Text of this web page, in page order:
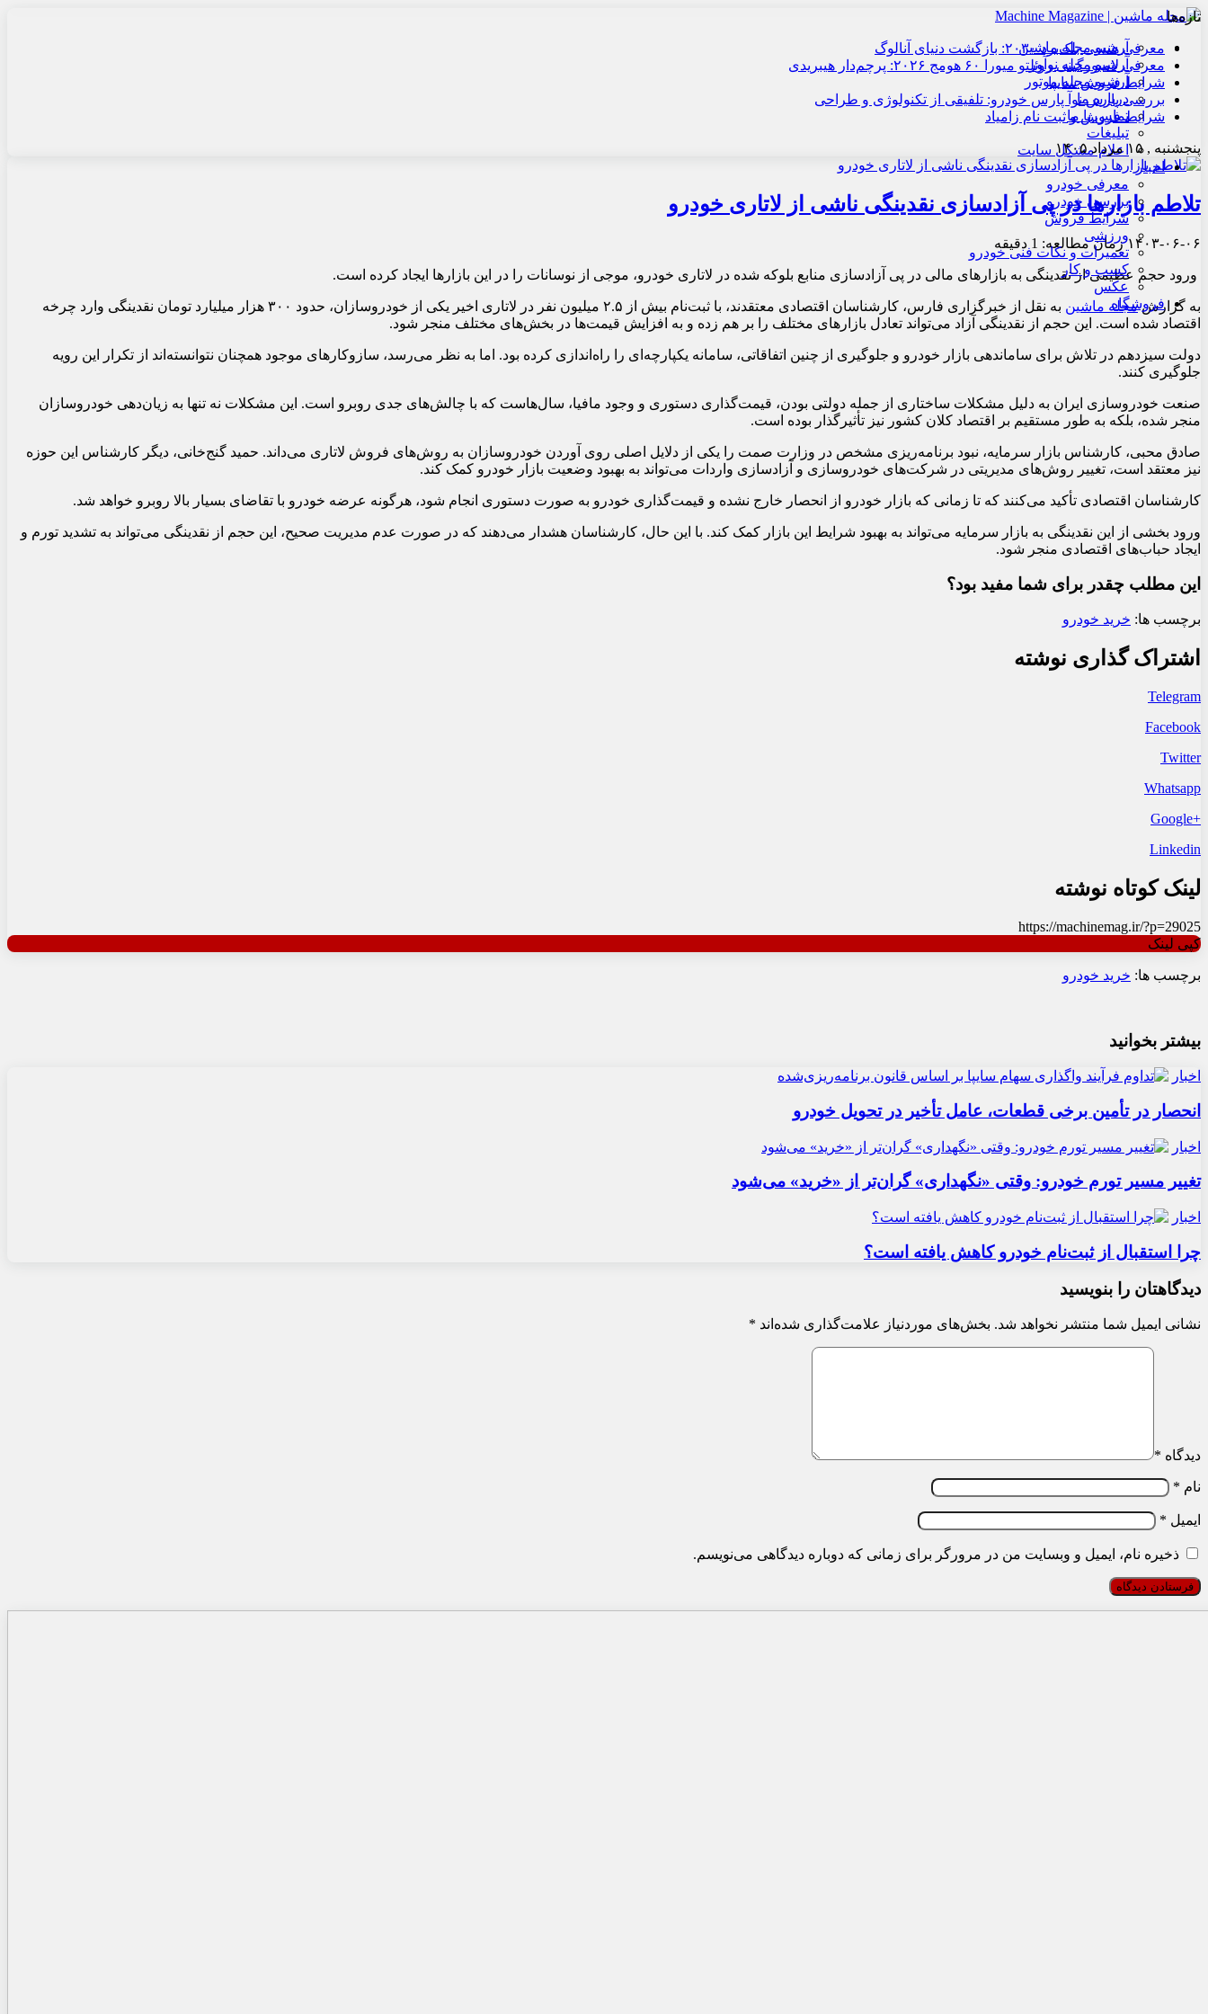
آرشیو مجله ماشین
آرشیو مجله نوآور
آرشیو مجله موتور
درباره ما
تماس با ما
تبلیغات
اعلام مشکل سایت
اخبار
معرفی خودرو
بررسی خودرو
شرایط فروش
ورزشی
تعمیرات و نکات فنی خودرو
کسب و کار
عکس
فروشگاه
تازه‌ها
معرفی هنسی بلک‌برد ۲۰۳۰: بازگشت دنیای آنالوگ
معرفی لامبورگینی روئلتو میورا ۶۰ هومج ۲۰۲۶: پرچم‌دار هیبریدی
شرایط فروش سایپا
بررسی پارس نوآ پارس خودرو: تلفیقی از تکنولوژی و طراحی
شرایط فروش و ثبت نام زامیاد
پنجشنبه , ۱۵ مرداد ۱۴۰۵
تلاطم بازارها در پی آزادسازی نقدینگی ناشی از لاتاری خودرو
۱۴۰۳-۰۶-۰۶زمان مطالعه: 1 دقیقه
ورود حجم عظیمی از نقدینگی به بازارهای مالی در پی آزادسازی منابع بلوکه شده در لاتاری خودرو، موجی از نوسانات را در این بازارها ایجاد کرده است.
به گزارشمجله ماشین
به نقل از خبرگزاری فارس، کارشناسان اقتصادی معتقدند، با ثبت‌نام بیش از ۲.۵ میلیون نفر در لاتاری اخیر یکی از خودروسازان، حدود ۳۰۰ هزار میلیارد تومان نقدینگی وارد چرخه
اقتصاد شده است. این حجم از نقدینگی آزاد می‌تواند تعادل بازارهای مختلف را بر هم زده و به افزایش قیمت‌ها در بخش‌های مختلف منجر شود.
دولت سیزدهم در تلاش برای ساماندهی بازار خودرو و جلوگیری از چنین اتفاقاتی، سامانه یکپارچه‌ای را راه‌اندازی کرده بود. اما به نظر می‌رسد، سازوکارهای موجود همچنان نتوانسته‌اند از تکرار این رویه
جلوگیری کنند.
صنعت خودروسازی ایران به دلیل مشکلات ساختاری از جمله دولتی بودن، قیمت‌گذاری دستوری و وجود مافیا، سال‌هاست که با چالش‌های جدی روبرو است. این مشکلات نه تنها به زیان‌دهی خودروسازان
منجر شده، بلکه به طور مستقیم بر اقتصاد کلان کشور نیز تأثیرگذار بوده است.
صادق محبی، کارشناس بازار سرمایه، نبود برنامه‌ریزی مشخص در وزارت صمت را یکی از دلایل اصلی روی آوردن خودروسازان به روش‌های فروش لاتاری می‌داند. حمید گنج‌خانی، دیگر کارشناس این حوزه
نیز معتقد است، تغییر روش‌های مدیریتی در شرکت‌های خودروسازی و آزادسازی واردات می‌تواند به بهبود وضعیت بازار خودرو کمک کند.
کارشناسان اقتصادی تأکید می‌کنند که تا زمانی که بازار خودرو از انحصار خارج نشده و قیمت‌گذاری خودرو به صورت دستوری انجام شود، هرگونه عرضه خودرو با تقاضای بسیار بالا روبرو خواهد شد.
ورود بخشی از این نقدینگی به بازار سرمایه می‌تواند به بهبود شرایط این بازار کمک کند. با این حال، کارشناسان هشدار می‌دهند که در صورت عدم مدیریت صحیح، این حجم از نقدینگی می‌تواند به تشدید تورم و
ایجاد حباب‌های اقتصادی منجر شود.
این مطلب چقدر برای شما مفید بود؟
برچسب ها: خرید خودرو
اشتراک گذاری نوشته
Telegram
Facebook
Twitter
Whatsapp
+Google
Linkedin
لینک کوتاه نوشته
https://machinemag.ir/?p=29025
کپی لینک
برچسب ها: خرید خودرو
بیشتر بخوانید
اخبار
انحصار در تأمین برخی قطعات، عامل تأخیر در تحویل خودرو
اخبار
تغییر مسیر تورم خودرو: وقتی «نگهداری» گران‌تر از «خرید» می‌شود
اخبار
چرا استقبال از ثبت‌نام خودرو کاهش یافته است؟
دیدگاهتان را بنویسید
نشانی ایمیل شما منتشر نخواهد شد. بخش‌های موردنیاز علامت‌گذاری شده‌اند *
دیدگاه *
نام *
ایمیل *
ذخیره نام، ایمیل و وبسایت من در مرورگر برای زمانی که دوباره دیدگاهی می‌نویسم.